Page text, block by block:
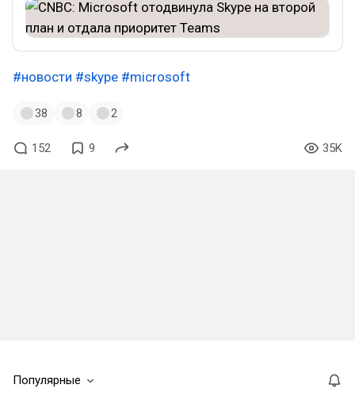
#новости #skype #microsoft
38 8 2
152 9 35K
Популярные